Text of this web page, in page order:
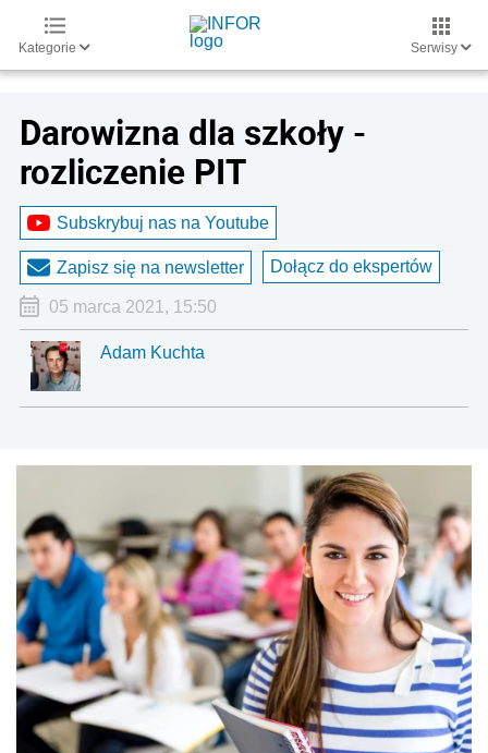
Kategorie Serwisy
Darowizna dla szkoły -
rozliczenie PIT
Subskrybuj nas na Youtube
Zapisz się na newsletter Dołącz do ekspertów
05 marca 2021, 15:50
Adam Kuchta